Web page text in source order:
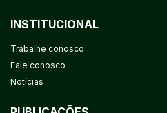
INSTITUCIONAL
Trabalhe conosco
Fale conosco
Notícias